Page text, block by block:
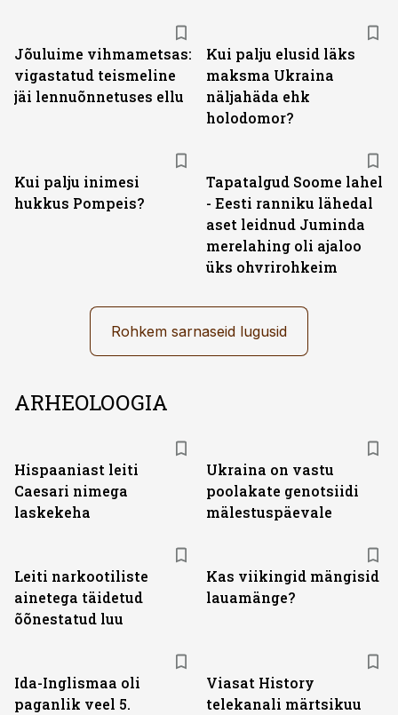
Jõuluime vihmametsas:
vigastatud teismeline
jäi lennuõnnetuses ellu
Kui palju elusid läks
maksma Ukraina
näljahäda ehk
holodomor?
Kui palju inimesi
hukkus Pompeis?
Tapatalgud Soome lahel
- Eesti ranniku lähedal
aset leidnud Juminda
merelahing oli ajaloo
üks ohvrirohkeim
Rohkem sarnaseid lugusid
ARHEOLOOGIA
Hispaaniast leiti
Caesari nimega
laskekeha
Ukraina on vastu
poolakate genotsiidi
mälestuspäevale
Leiti narkootiliste
ainetega täidetud
õõnestatud luu
Kas viikingid mängisid
lauamänge?
Ida-Inglismaa oli
paganlik veel 5.
Viasat History
telekanali märtsikuu